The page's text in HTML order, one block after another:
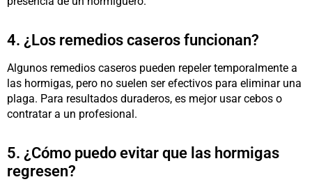
4. ¿Los remedios caseros funcionan?
Algunos remedios caseros pueden repeler temporalmente a
las hormigas, pero no suelen ser efectivos para eliminar una
plaga. Para resultados duraderos, es mejor usar cebos o
contratar a un profesional.
5. ¿Cómo puedo evitar que las hormigas
regresen?